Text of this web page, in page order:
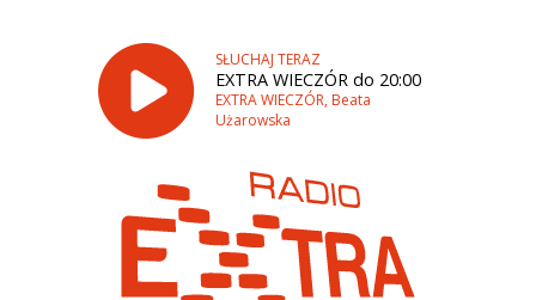
SŁUCHAJ TERAZ
EXTRA WIECZÓR do 20:00
EXTRA WIECZÓR, Beata
Użarowska